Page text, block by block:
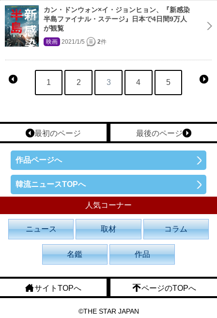
カン・ドンウォン×イ・ジョンヒョン、『新感染
半島ファイナル・ステージ』日本で4日間9万人
が観覧
映画 2021/1/5 2件
1 2 3 4 5
最後のページ
最初のページ
作品ページへ
韓流ニュースTOPへ
人気コーナー
ニュース 取材 コラム
名鑑 作品
サイトTOPへ ページのTOPへ
©THE STAR JAPAN